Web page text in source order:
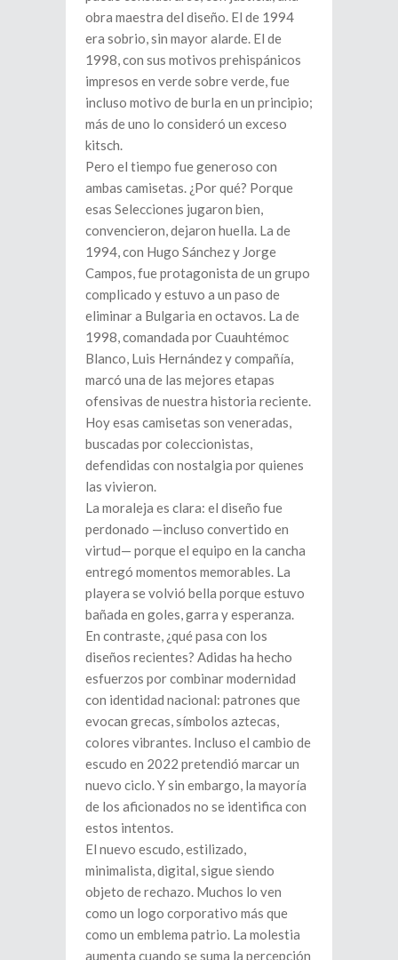
obra maestra del diseño. El de 1994
era sobrio, sin mayor alarde. El de
1998, con sus motivos prehispánicos
impresos en verde sobre verde, fue
incluso motivo de burla en un principio;
más de uno lo consideró un exceso
kitsch.
Pero el tiempo fue generoso con
ambas camisetas. ¿Por qué? Porque
esas Selecciones jugaron bien,
convencieron, dejaron huella. La de
1994, con Hugo Sánchez y Jorge
Campos, fue protagonista de un grupo
complicado y estuvo a un paso de
eliminar a Bulgaria en octavos. La de
1998, comandada por Cuauhtémoc
Blanco, Luis Hernández y compañía,
marcó una de las mejores etapas
ofensivas de nuestra historia reciente.
Hoy esas camisetas son veneradas,
buscadas por coleccionistas,
defendidas con nostalgia por quienes
las vivieron.
La moraleja es clara: el diseño fue
perdonado —incluso convertido en
virtud— porque el equipo en la cancha
entregó momentos memorables. La
playera se volvió bella porque estuvo
bañada en goles, garra y esperanza.
En contraste, ¿qué pasa con los
diseños recientes? Adidas ha hecho
esfuerzos por combinar modernidad
con identidad nacional: patrones que
evocan grecas, símbolos aztecas,
colores vibrantes. Incluso el cambio de
escudo en 2022 pretendió marcar un
nuevo ciclo. Y sin embargo, la mayoría
de los aficionados no se identifica con
estos intentos.
El nuevo escudo, estilizado,
minimalista, digital, sigue siendo
objeto de rechazo. Muchos lo ven
como un logo corporativo más que
como un emblema patrio. La molestia
aumenta cuando se suma la percepción